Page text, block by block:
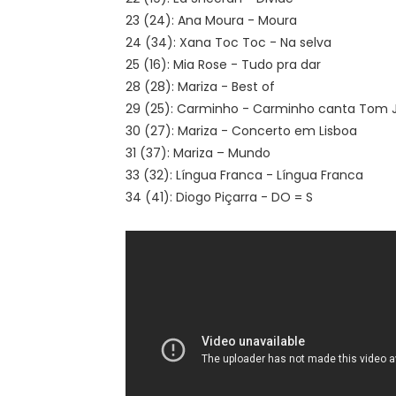
23 (24): Ana Moura - Moura
24 (34): Xana Toc Toc - Na selva
25 (16): Mia Rose - Tudo pra dar
28 (28): Mariza - Best of
29 (25): Carminho - Carminho canta Tom
30 (27): Mariza - Concerto em Lisboa
31 (37): Mariza – Mundo
33 (32): Língua Franca - Língua Franca
34 (41): Diogo Piçarra - DO = S